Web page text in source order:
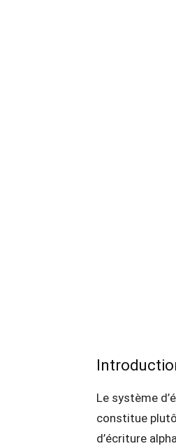
Le système
constitue
d’écriture